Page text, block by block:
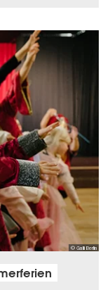
© Galli Berlin